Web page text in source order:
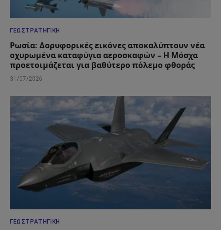
ΓΕΩΣΤΡΑΤΗΓΙΚΉ
Ρωσία: Δορυφορικές εικόνες αποκαλύπτουν νέα
οχυρωμένα καταφύγια αεροσκαφών – Η Μόσχα
προετοιμάζεται για βαθύτερο πόλεμο φθοράς
31/07/2026
ΓΕΩΣΤΡΑΤΗΓΙΚΉ